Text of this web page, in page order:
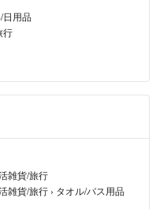
日用品
行
雑貨/旅行
雑貨/旅行 › タオル/バス用品